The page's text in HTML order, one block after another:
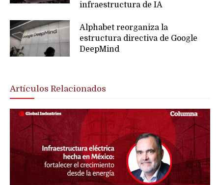
infraestructura de IA
Alphabet reorganiza la
estructura directiva de Google
DeepMind
Artículos Relacionados